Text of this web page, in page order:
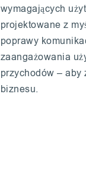
wymagających
projektowane z
poprawy
zaangażowania
przychodów – aby
biznesu.